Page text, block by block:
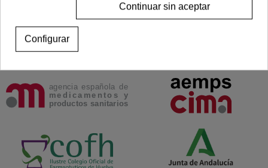
Continuar sin aceptar
Configurar